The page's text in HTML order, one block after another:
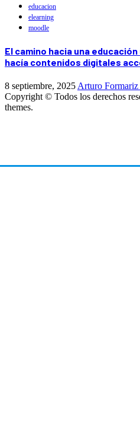
educacion
elearning
moodle
El camino hacia una
hacía contenidos digitales
8 septiembre, 2025 Arturo Formariz
Copyright © Todos los derechos
themes.